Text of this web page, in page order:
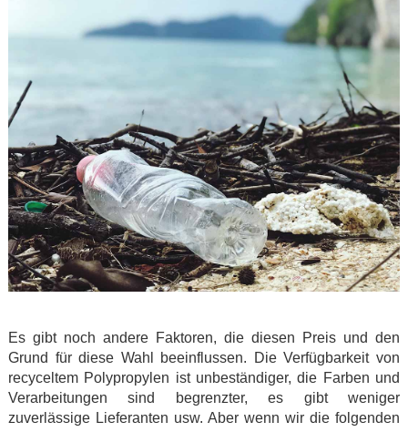
Es gibt noch andere Faktoren, die diesen Preis und den
Grund für diese Wahl beeinflussen. Die Verfügbarkeit von
recyceltem Polypropylen ist unbeständiger, die Farben und
Verarbeitungen sind begrenzter, es gibt weniger
zuverlässige Lieferanten usw. Aber wenn wir die folgenden